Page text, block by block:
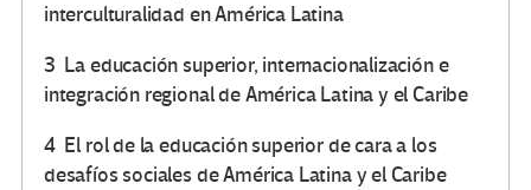
interculturalidad en América Latina
3 La educación superior, internacionalización e
integración regional de América Latina y el Caribe
4 El rol de la educación superior de cara a los
desafíos sociales de América Latina y el Caribe